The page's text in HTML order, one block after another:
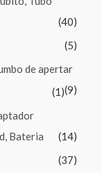
(40)
(5)
de apertar
(9)
(1)
Bateria
(14)
(37)